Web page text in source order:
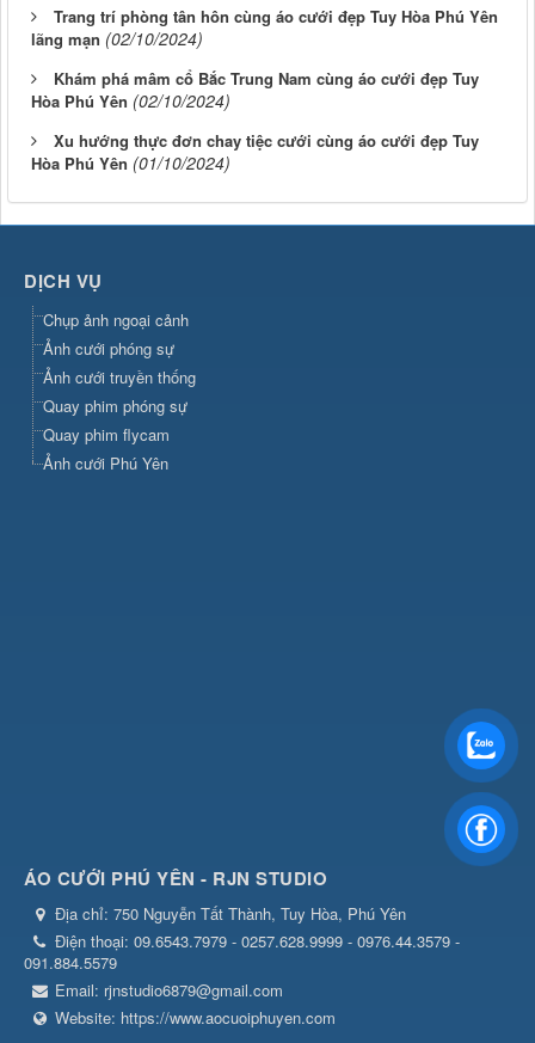
Trang trí phòng tân hôn cùng áo cưới đẹp Tuy Hòa Phú Yên
lãng mạn (02/10/2024)
Khám phá mâm cổ Bắc Trung Nam cùng áo cưới đẹp Tuy
Hòa Phú Yên (02/10/2024)
Xu hướng thực đơn chay tiệc cưới cùng áo cưới đẹp Tuy
Hòa Phú Yên (01/10/2024)
DỊCH VỤ
Chụp ảnh ngoại cảnh
Ảnh cưới phóng sự
Ảnh cưới truyền thống
Quay phim phóng sự
Quay phim flycam
Ảnh cưới Phú Yên
ÁO CƯỚI PHÚ YÊN - RJN STUDIO
Địa chỉ: 750 Nguyễn Tất Thành, Tuy Hòa, Phú Yên
Điện thoại: 09.6543.7979 - 0257.628.9999 - 0976.44.3579 -
091.884.5579
Email: rjnstudio6879@gmail.com
Website: https://www.aocuoiphuyen.com